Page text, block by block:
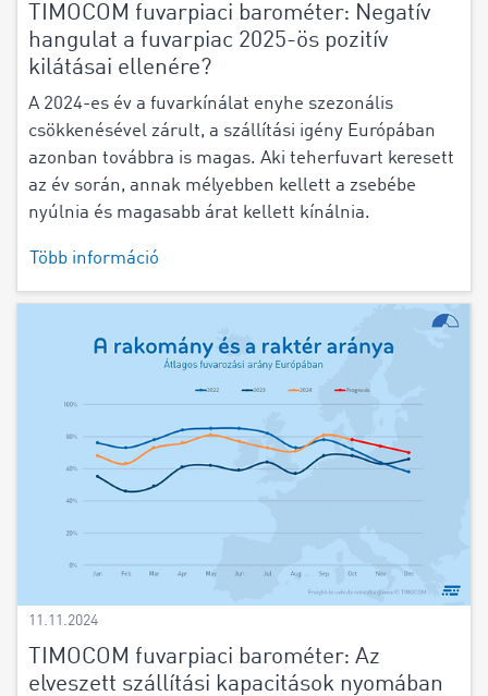
TIMOCOM fuvarpiaci barométer: Negatív
hangulat a fuvarpiac 2025-ös pozitív
kilátásai ellenére?
A 2024-es év a fuvarkínálat enyhe szezonális
csökkenésével zárult, a szállítási igény Európában
azonban továbbra is magas. Aki teherfuvart keresett
az év során, annak mélyebben kellett a zsebébe
nyúlnia és magasabb árat kellett kínálnia.
Több információ
11.11.2024
TIMOCOM fuvarpiaci barométer: Az
elveszett szállítási kapacitások nyomában